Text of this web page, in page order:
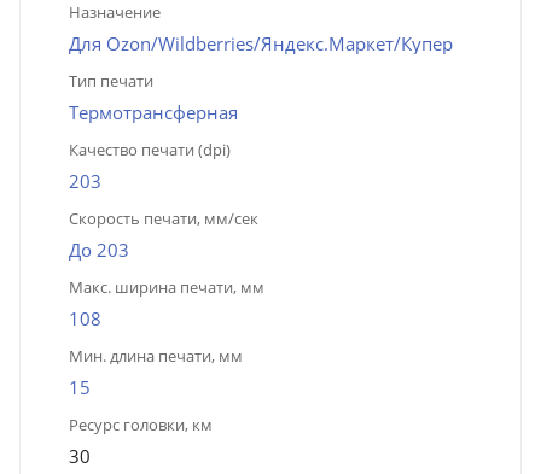
Назначение
Для Ozon/Wildberries/Яндекс.Маркет/Купер
Тип печати
Термотрансферная
Качество печати (dpi)
203
Скорость печати, мм/сек
До 203
Макс. ширина печати, мм
108
Мин. длина печати, мм
15
Ресурс головки, км
30